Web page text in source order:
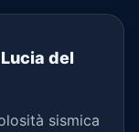
del
sismica